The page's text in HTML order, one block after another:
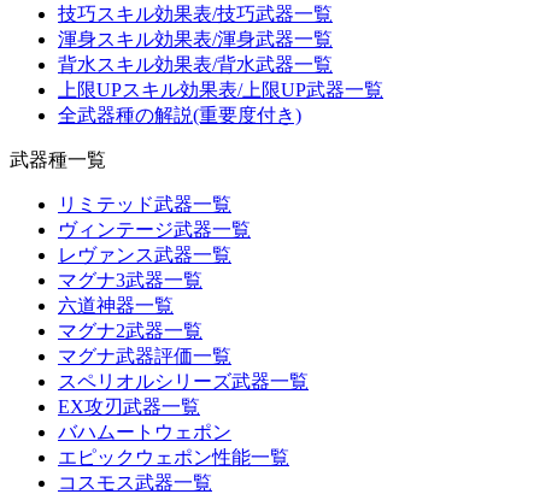
技巧スキル効果表/技巧武器一覧
渾身スキル効果表/渾身武器一覧
背水スキル効果表/背水武器一覧
上限UPスキル効果表/上限UP武器一覧
全武器種の解説(重要度付き)
武器種一覧
リミテッド武器一覧
ヴィンテージ武器一覧
レヴァンス武器一覧
マグナ3武器一覧
六道神器一覧
マグナ2武器一覧
マグナ武器評価一覧
スペリオルシリーズ武器一覧
EX攻刃武器一覧
バハムートウェポン
エピックウェポン性能一覧
コスモス武器一覧